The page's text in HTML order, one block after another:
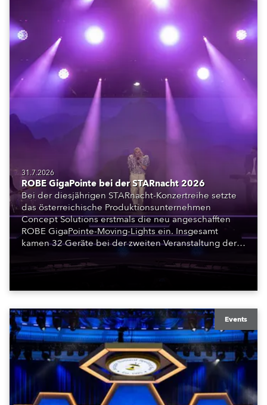
31.7.2026
ROBE GigaPointe bei der STARnacht 2026
Bei der diesjährigen STARnacht-Konzertreihe setzte
das österreichische Produktionsunternehmen
Concept Solutions erstmals die neu angeschafften
ROBE GigaPointe-Moving-Lights ein. Insgesamt
kamen 32 Geräte bei der zweiten Veranstaltung der
Ergänzt wurden sie durch iFORTE, iPAINTE LTM,
Unternehmens.
Events